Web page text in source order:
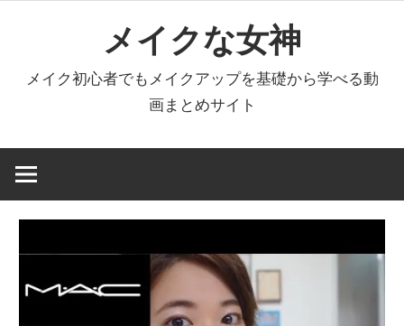
へ
キ
メイクな女神
メイク初心者でもメイクアップを基礎から学べる動
画まとめサイト